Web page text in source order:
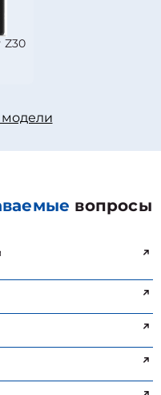
Z30
модели
вопросы